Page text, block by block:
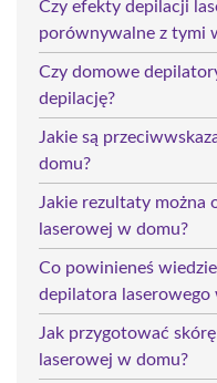
Czy efekty depilacji
porównywalne z tymi
Czy domowe
depilację?
Jakie są
domu?
Jakie rezultaty można
laserowej w domu?
Co powinieneś
depilatora laserowego
Jak przygotować
laserowej w domu?